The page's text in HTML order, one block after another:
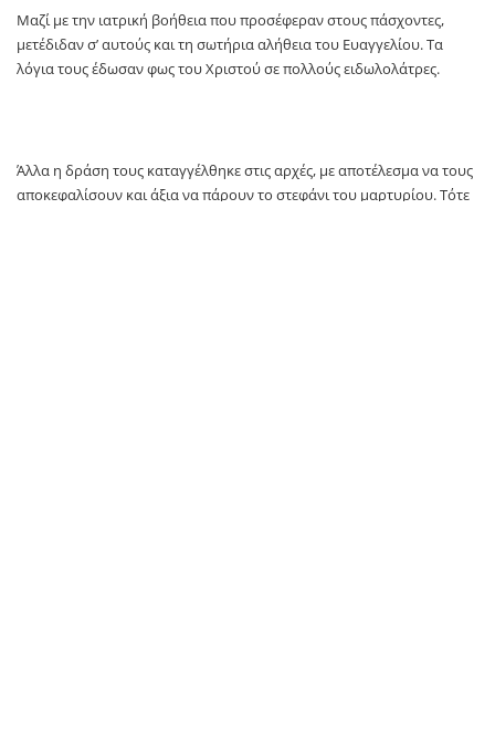
Μαζί με την ιατρική βοήθεια που προσέφεραν στους πάσχοντες,
μετέδιδαν σ’ αυτούς και τη σωτήρια αλήθεια του Ευαγγελίου. Τα
λόγια τους έδωσαν φως του Χριστού σε πολλούς ειδωλολάτρες.
Άλλα η δράση τους καταγγέλθηκε στις αρχές, με αποτέλεσμα να τους
αποκεφαλίσουν και άξια να πάρουν το στεφάνι του μαρτυρίου. Τότε